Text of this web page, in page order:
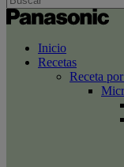
Inicio
Recetas
Receta